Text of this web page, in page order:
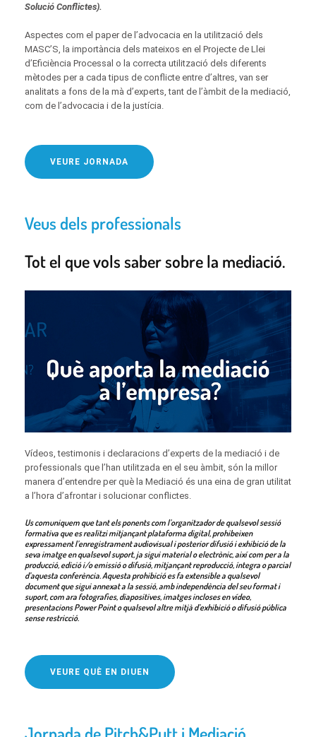
Solució Conflictes).
Aspectes com el paper de l’advocacia en la utilització dels
MASC’S, la importància dels mateixos en el Projecte de Llei
d’Eficiència Processal o la correcta utilització dels diferents
mètodes per a cada tipus de conflicte entre d’altres, van ser
analitats a fons de la mà d’experts, tant de l’àmbit de la mediació,
com de l’advocacia i de la justícia.
VEURE JORNADA
Veus dels professionals
Tot el que vols saber sobre la mediació.
Vídeos, testimonis i declaracions d’experts de la mediació i de
professionals que l’han utilitzada en el seu àmbit, són la millor
manera d’entendre per què la Mediació és una eina de gran utilitat
a l’hora d’afrontar i solucionar conflictes.
Us comuniquem que tant els ponents com l’organitzador de qualsevol sessió
formativa que es realitzi mitjançant plataforma digital, prohibeixen
expressament l’enregistrament audiovisual i posterior difusió i exhibició de la
seva imatge en qualsevol suport, ja sigui material o electrònic, així com per a la
producció, edició i/o emissió o difusió, mitjançant reproducció, íntegra o parcial
d’aquesta conferència. Aquesta prohibició es fa extensible a qualsevol
document que sigui annexat a la sessió, amb independència del seu format i
suport, com ara fotografies, diapositives, imatges incloses en vídeo,
presentacions Power Point o qualsevol altre mitjà d’exhibició o difusió pública
sense restricció.
VEURE QUÈ EN DIUEN